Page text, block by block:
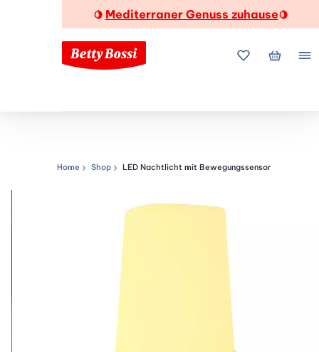
🍋 Mediterraner Genuss zuhause🍋
MeineMein
Navigationspfad
Home Shop LED Nachtlicht mit Bewegungssensor